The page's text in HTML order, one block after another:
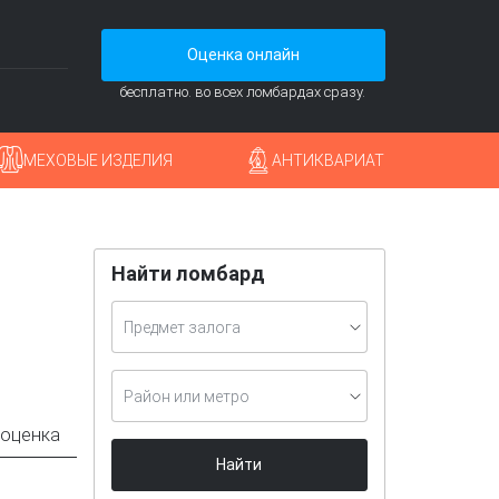
Оценка онлайн
бесплатно. во всех ломбардах сразу.
МЕХОВЫЕ ИЗДЕЛИЯ АНТИКВАРИАТ
Найти ломбард
Предмет залога
Район или метро
Найти